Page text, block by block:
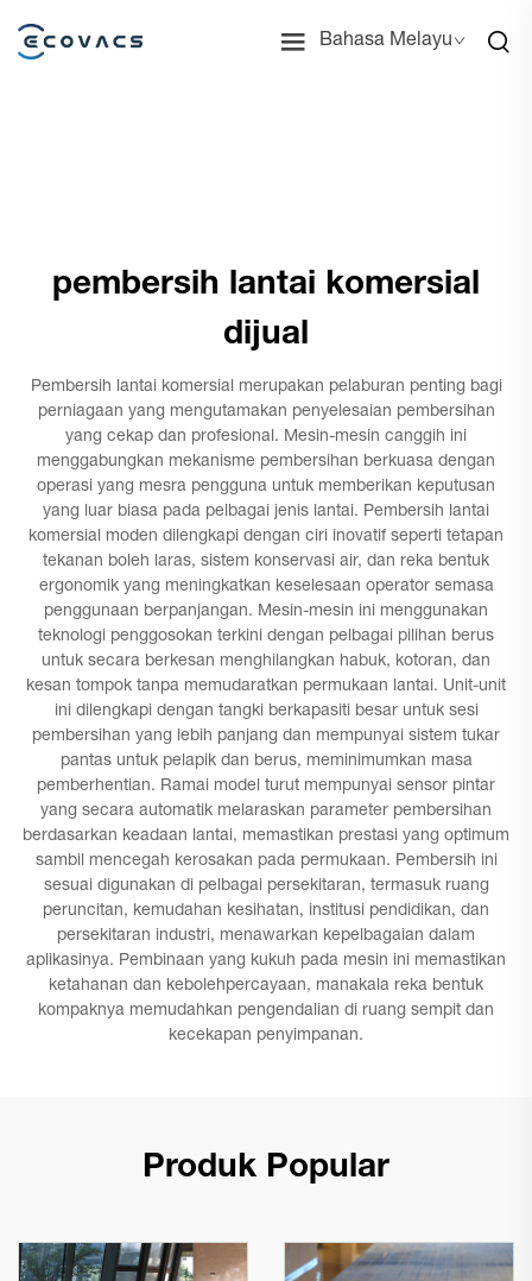
Bahasa Melayu
pembersih lantai komersial
dijual
Pembersih lantai komersial merupakan pelaburan penting bagi
perniagaan yang mengutamakan penyelesaian pembersihan
yang cekap dan profesional. Mesin-mesin canggih ini
menggabungkan mekanisme pembersihan berkuasa dengan
operasi yang mesra pengguna untuk memberikan keputusan
yang luar biasa pada pelbagai jenis lantai. Pembersih lantai
komersial moden dilengkapi dengan ciri inovatif seperti tetapan
tekanan boleh laras, sistem konservasi air, dan reka bentuk
ergonomik yang meningkatkan keselesaan operator semasa
penggunaan berpanjangan. Mesin-mesin ini menggunakan
teknologi penggosokan terkini dengan pelbagai pilihan berus
untuk secara berkesan menghilangkan habuk, kotoran, dan
kesan tompok tanpa memudaratkan permukaan lantai. Unit-unit
ini dilengkapi dengan tangki berkapasiti besar untuk sesi
pembersihan yang lebih panjang dan mempunyai sistem tukar
pantas untuk pelapik dan berus, meminimumkan masa
pemberhentian. Ramai model turut mempunyai sensor pintar
yang secara automatik melaraskan parameter pembersihan
berdasarkan keadaan lantai, memastikan prestasi yang optimum
sambil mencegah kerosakan pada permukaan. Pembersih ini
sesuai digunakan di pelbagai persekitaran, termasuk ruang
peruncitan, kemudahan kesihatan, institusi pendidikan, dan
persekitaran industri, menawarkan kepelbagaian dalam
aplikasinya. Pembinaan yang kukuh pada mesin ini memastikan
ketahanan dan kebolehpercayaan, manakala reka bentuk
kompaknya memudahkan pengendalian di ruang sempit dan
kecekapan penyimpanan.
Produk Popular